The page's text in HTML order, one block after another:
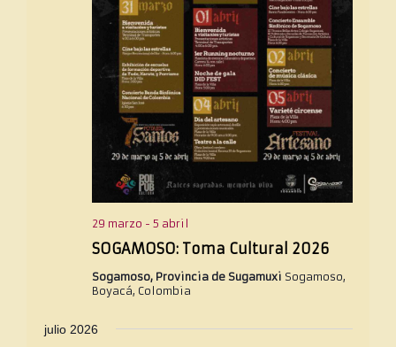
SOGAMOSO: Toma Cultural 2026
29 marzo - 5 abril
Sogamoso, Provincia de Sugamuxi Sogamoso,
Boyacá, Colombia
julio 2026